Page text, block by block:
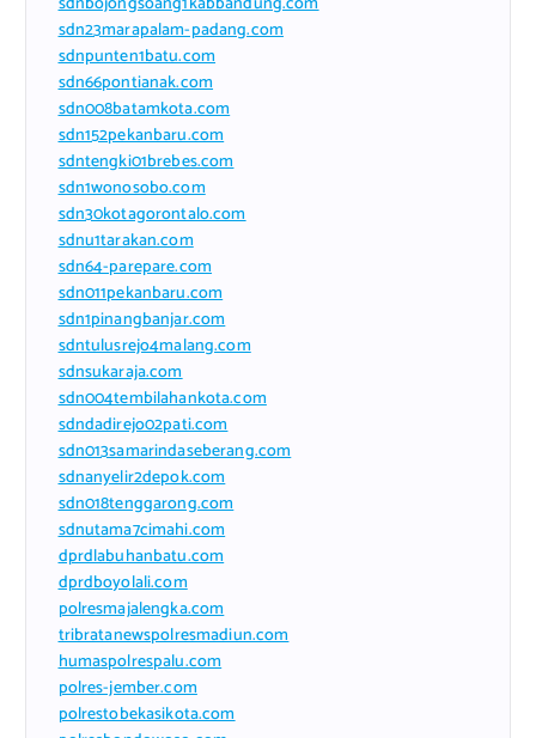
sdn23marapalam-padang.com
sdnpunten1batu.com
sdn66pontianak.com
sdn008batamkota.com
sdn152pekanbaru.com
sdntengki01brebes.com
sdn1wonosobo.com
sdn30kotagorontalo.com
sdnu1tarakan.com
sdn64-parepare.com
sdn011pekanbaru.com
sdn1pinangbanjar.com
sdntulusrejo4malang.com
sdnsukaraja.com
sdn004tembilahankota.com
sdndadirejo02pati.com
sdn013samarindaseberang.com
sdnanyelir2depok.com
sdn018tenggarong.com
sdnutama7cimahi.com
dprdlabuhanbatu.com
dprdboyolali.com
polresmajalengka.com
tribratanewspolresmadiun.com
humaspolrespalu.com
polres-jember.com
polrestobekasikota.com